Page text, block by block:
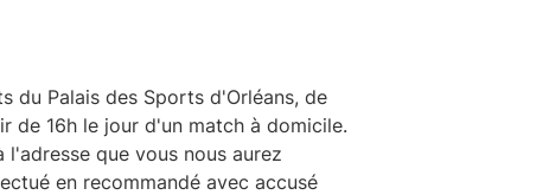
du Palais des Sports d'Orléans, de
de 16h le jour d'un match à domicile.
que vous nous aurez
en recommandé avec accusé